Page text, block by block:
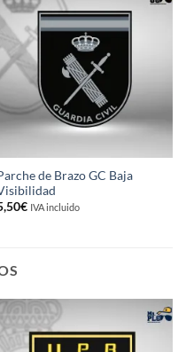
de Brazo GC Baja
€ IVA incluido